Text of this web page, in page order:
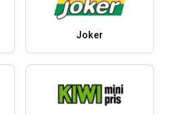
Joker